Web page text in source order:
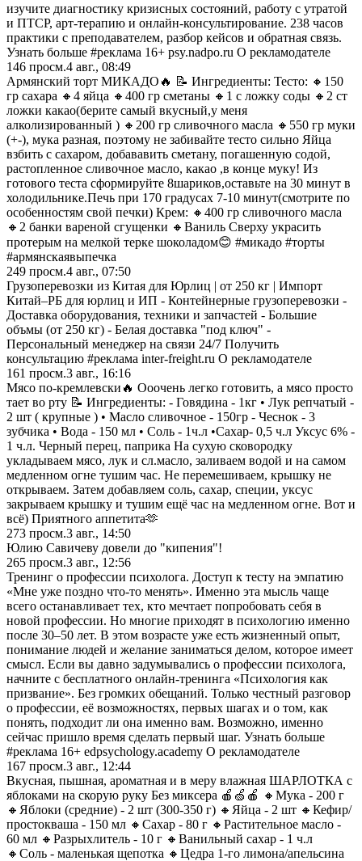
изучите диагностику кризисных состояний, работу с утратой
и ПТСР, арт-терапию и онлайн-консультирование. 238 часов
практики с преподавателем, разбор кейсов и обратная связь.
Узнать больше #реклама 16+ psy.nadpo.ru О рекламодателе
146 просм.4 авг., 08:49
Армянский торт МИКАДО🔥 📝 Ингредиенты: Тесто: 🔸150
гр сахара 🔸4 яйца 🔸400 гр сметаны 🔸1 с ложку соды 🔸2 ст
ложки какао(берите самый вкусный,у меня
алколизированный ) 🔸200 гр сливочного масла 🔸550 гр муки
(+-), мука разная, поэтому не забивайте тесто сильно Яйца
взбить с сахаром, добававить сметану, погашенную содой,
растопленное сливочное масло, какао ,в конце муку! Из
готового теста сформируйте 8шариков,оставьте на 30 минут в
холодильнике.Печь при 170 градусах 7-10 минут(смотрите по
особенностям свой печки) Крем: 🔸400 гр сливочного масла
🔸2 банки вареной сгущенки 🔸Ваниль Сверху украсить
протерым на мелкой терке шоколадом😊 #микадо #торты
#армянскаявыпечка
249 просм.4 авг., 07:50
Грузоперевозки из Китая для Юрлиц | от 250 кг | Импорт
Китай–РБ для юрлиц и ИП - Контейнерные грузоперевозки -
Доставка оборудования, техники и запчастей - Большие
объмы (от 250 кг) - Белая доставка "под ключ" -
Персональный менеджер на связи 24/7 Получить
консультацию #реклама inter-freight.ru О рекламодателе
161 просм.3 авг., 16:16
Мясо по-кремлевски🔥 Ооочень легко готовить, а мясо просто
тает во рту 📝 Ингредиенты: - Говядина - 1кг • Лук репчатый -
2 шт ( крупные ) • Масло сливочное - 150гр - Чеснок - 3
зубчика • Вода - 150 мл • Соль - 1ч.л •Сахар- 0,5 ч.л Уксус 6% -
1 ч.л. Черный перец, паприка На сухую сковородку
укладываем мясо, лук и сл.масло, заливаем водой и на самом
медленном огне тушим час. Не перемешиваем, крышку не
открываем. Затем добавляем соль, сахар, специи, уксус
закрываем крышку и тушим ещё час на медленном огне. Вот и
всё) Приятного аппетита🫶
273 просм.3 авг., 14:50
Юлию Савичеву довели до "кипения"!
265 просм.3 авг., 12:56
Тренинг о профессии психолога. Доступ к тесту на эмпатию
«Мне уже поздно что-то менять». Именно эта мысль чаще
всего останавливает тех, кто мечтает попробовать себя в
новой профессии. Но многие приходят в психологию именно
после 30–50 лет. В этом возрасте уже есть жизненный опыт,
понимание людей и желание заниматься делом, которое имеет
смысл. Если вы давно задумывались о профессии психолога,
начните с бесплатного онлайн-тренинга «Психология как
призвание». Без громких обещаний. Только честный разговор
о профессии, её возможностях, первых шагах и о том, как
понять, подходит ли она именно вам. Возможно, именно
сейчас пришло время сделать первый шаг. Узнать больше
#реклама 16+ edpsychology.academy О рекламодателе
167 просм.3 авг., 12:44
Вкусная, пышная, ароматная и в меру влажная ШАРЛОТКА с
яблоками на скорую руку Без миксера 🍎🍏🍎 🔸Мука - 200 г
🔸Яблоки (средние) - 2 шт (300-350 г) 🔸Яйца - 2 шт 🔸Кефир/
простокваша - 150 мл 🔸Сахар - 80 г 🔸Растительное масло -
60 мл 🔸Разрыхлитель - 10 г 🔸Ванильный сахар - 1 ч.л
🔸Соль - маленькая щепотка 🔸Цедра 1-го лимона/апельсина